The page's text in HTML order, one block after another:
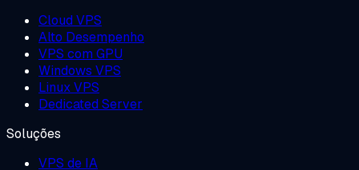
Cloud VPS
Alto Desempenho
VPS com GPU
Windows VPS
Linux VPS
Dedicated Server
Soluções
VPS de IA